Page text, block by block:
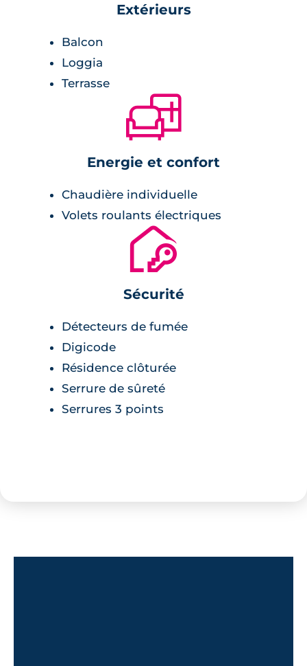
Extérieurs
Balcon
Loggia
Terrasse
🛋
Energie et confort
Chaudière individuelle
Volets roulants électriques
🔐
Sécurité
Détecteurs de fumée
Digicode
Résidence clôturée
Serrure de sûreté
Serrures 3 points